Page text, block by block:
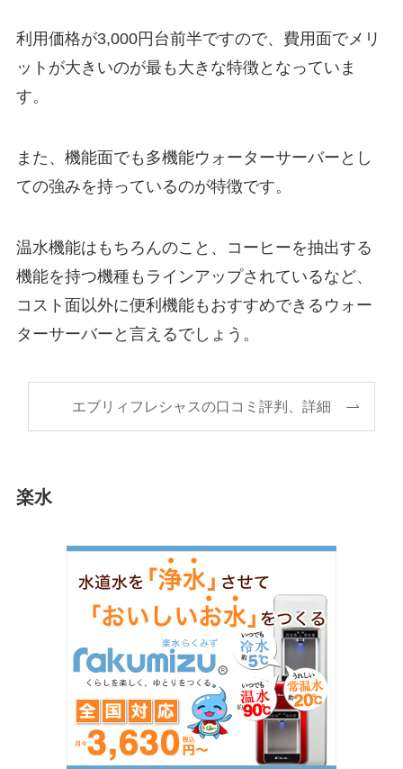
利用価格が3,000円台前半ですので、費用面でメリ
ットが大きいのが最も大きな特徴となっていま
す。
また、機能面でも多機能ウォーターサーバーとし
ての強みを持っているのが特徴です。
温水機能はもちろんのこと、コーヒーを抽出する
機能を持つ機種もラインアップされているなど、
コスト面以外に便利機能もおすすめできるウォー
ターサーバーと言えるでしょう。
エブリィフレシャスの口コミ評判、詳細
楽水